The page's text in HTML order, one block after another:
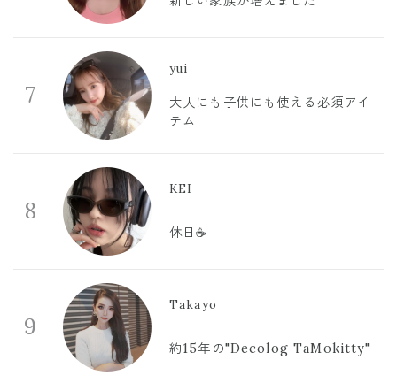
7
yui
大人にも子供にも使える必須アイ
テム
8
KEI
休日☕️
9
Takayo
約15年の"Decolog TaMokitty"